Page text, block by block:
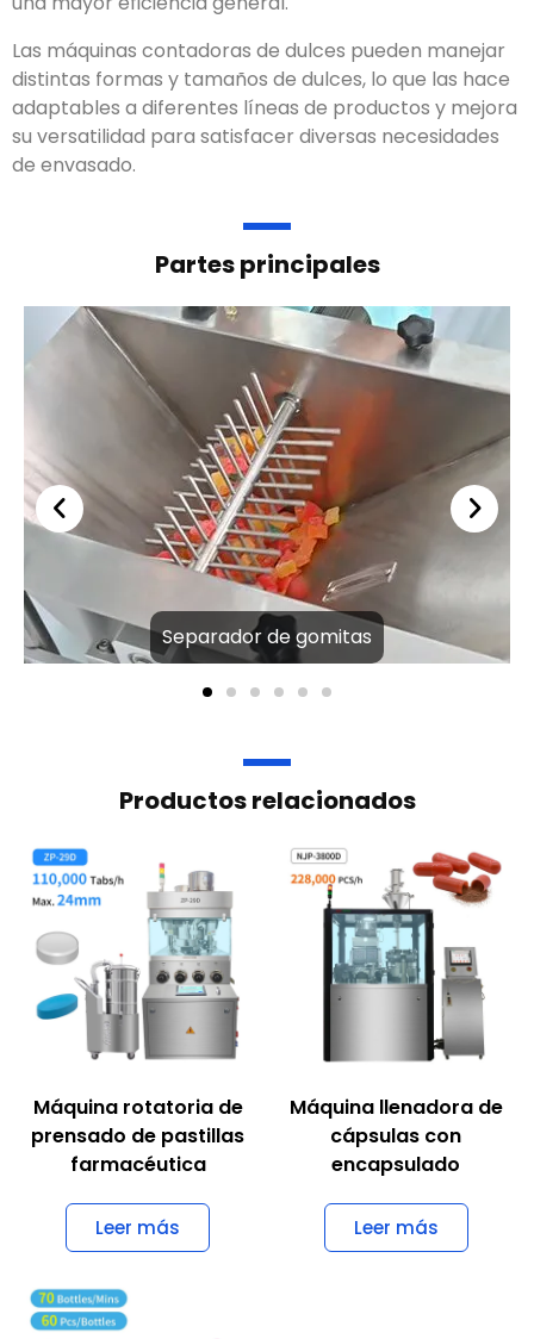
Las máquinas contadoras de dulces pueden manejar
distintas formas y tamaños de dulces, lo que las hace
adaptables a diferentes líneas de productos y mejora
su versatilidad para satisfacer diversas necesidades
de envasado.
Partes principales
Separador de gomitas
Productos relacionados
Máquina rotatoria de
prensado de pastillas
farmacéutica
Leer más
Máquina llenadora de
cápsulas con
encapsulado
Leer más